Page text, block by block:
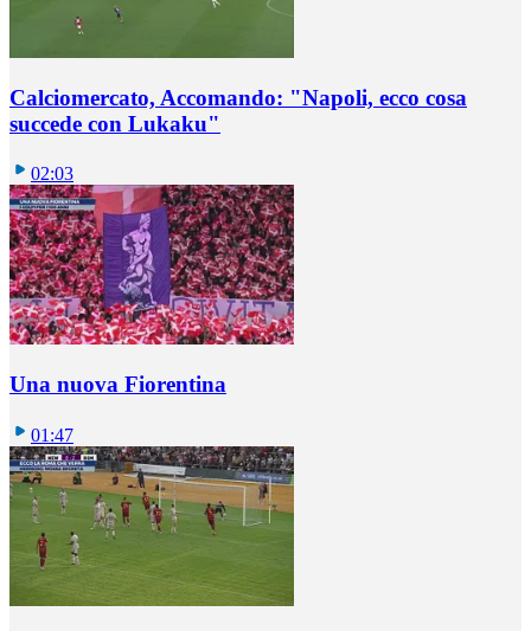
Calciomercato, Accomando: "Napoli, ecco cosa
succede con Lukaku"
02:03
Una nuova Fiorentina
01:47